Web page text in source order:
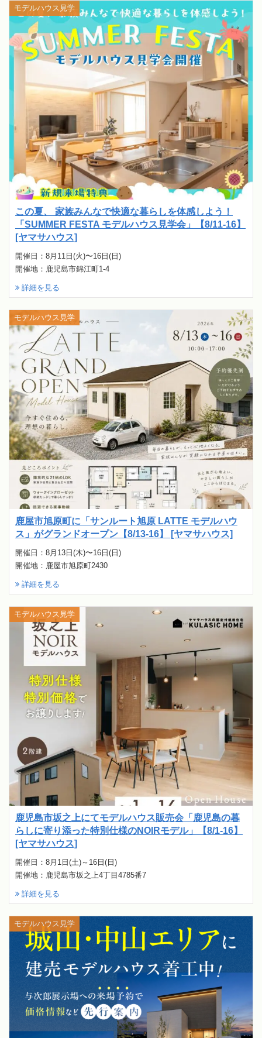
この夏、 家族みんなで快適な暮らしを体感しよう！
「SUMMER FESTA モデルハウス見学会」【8/11-16】
[ヤマサハウス]
開催日：8月11日(火)〜16日(日)
開催地：鹿児島市錦江町1-4
詳細を見る
モデルハウス見学
鹿屋市旭原町に「サンルート旭原 LATTE モデルハウ
ス」がグランドオープン【8/13-16】 [ヤマサハウス]
開催日：8月13日(木)〜16日(日)
開催地：鹿屋市旭原町2430
詳細を見る
モデルハウス見学
鹿児島市坂之上にてモデルハウス販売会「鹿児島の暮
らしに寄り添った特別仕様のNOIRモデル」【8/1-16】
[ヤマサハウス]
開催日：8月1日(土)～16日(日)
開催地：鹿児島市坂之上4丁目4785番7
詳細を見る
モデルハウス見学
モデルハウス見学